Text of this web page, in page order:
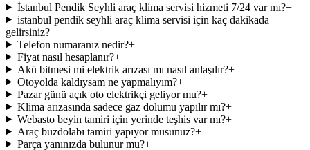
İstanbul Pendik Seyhli araç klima servisi hizmeti 7/24 var mı?+
istanbul pendik seyhli araç klima servisi için kaç dakikada
gelirsiniz?+
Telefon numaranız nedir?+
Fiyat nasıl hesaplanır?+
Akü bitmesi mi elektrik arızası mı nasıl anlaşılır?+
Otoyolda kaldıysam ne yapmalıyım?+
Pazar günü açık oto elektrikçi geliyor mu?+
Klima arızasında sadece gaz dolumu yapılır mı?+
Webasto beyin tamiri için yerinde teşhis var mı?+
Araç buzdolabı tamiri yapıyor musunuz?+
Parça yanınızda bulunur mu?+